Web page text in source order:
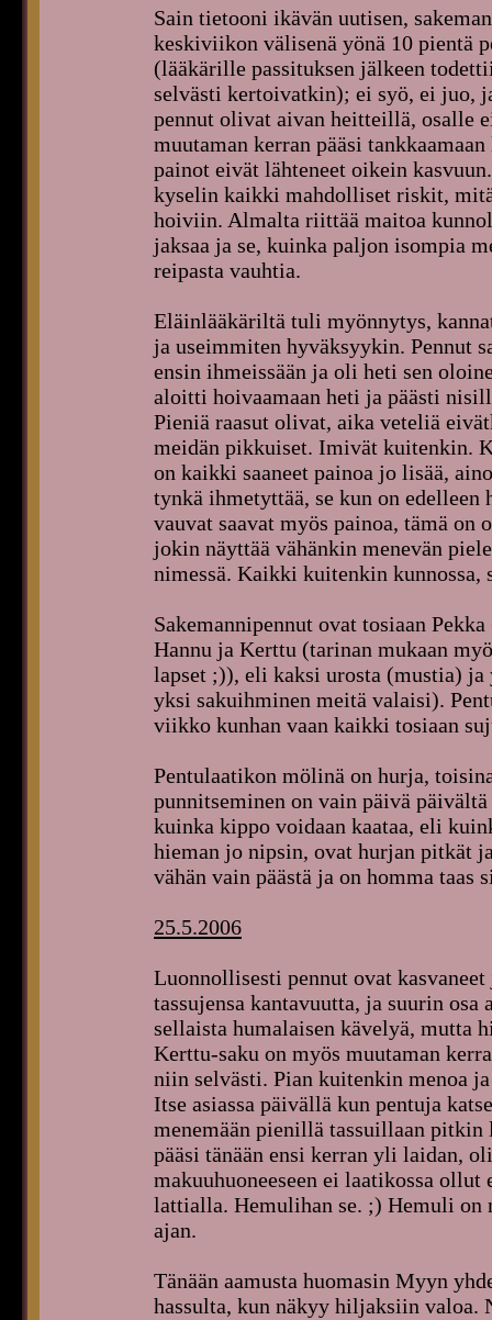
Sain tietooni ikävän uutisen,
keskiviikon välisenä yönä 10 pientä
(lääkärille passituksen jälkeen
selvästi kertoivatkin); ei syö, ei juo,
pennut olivat aivan heitteillä, osalle
muutaman kerran pääsi
painot eivät lähteneet oikein
kyselin kaikki mahdolliset riskit,
hoiviin. Almalta riittää maitoa
jaksaa ja se, kuinka paljon isompia
reipasta vauhtia.
Eläinlääkäriltä tuli myönnytys,
ja useimmiten hyväksyykin. Pennut
ensin ihmeissään ja oli heti sen
aloitti hoivaamaan heti ja päästi
Pieniä raasut olivat, aika veteliä
meidän pikkuiset. Imivät kuitenkin.
on kaikki saaneet painoa jo lisää,
tynkä ihmetyttää, se kun on
vauvat saavat myös painoa, tämä on
jokin näyttää vähänkin menevän
nimessä. Kaikki kuitenkin kunnossa,
Sakemannipennut ovat tosiaan
Hannu ja Kerttu (tarinan mukaan
lapset ;)), eli kaksi urosta (mustia)
yksi sakuihminen meitä valaisi).
viikko kunhan vaan kaikki tosiaan
Pentulaatikon mölinä on hurja,
punnitseminen on vain päivä
kuinka kippo voidaan kaataa, eli
hieman jo nipsin, ovat hurjan pitkät
vähän vain päästä ja on homma taas
25.5.2006
Luonnollisesti pennut ovat
tassujensa kantavuutta, ja suurin
sellaista humalaisen kävelyä, mutta
Kerttu-saku on myös muutaman
niin selvästi. Pian kuitenkin menoa
Itse asiassa päivällä kun pentuja
menemään pienillä tassuillaan
pääsi tänään ensi kerran yli laidan,
makuuhuoneeseen ei laatikossa
lattialla. Hemulihan se. ;) Hemuli on
ajan.
Tänään aamusta huomasin Myyn
hassulta, kun näkyy hiljaksiin valoa.